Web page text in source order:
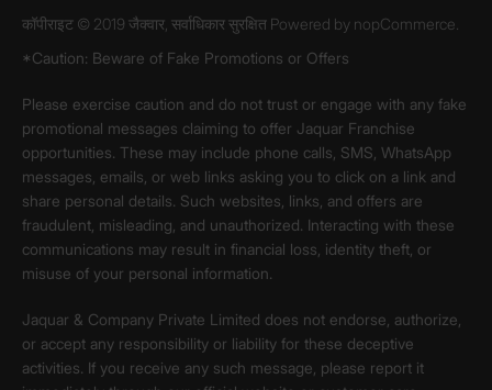
कॉपीराइट © 2019 जैक्वार, सर्वाधिकार सुरक्षित Powered by nopCommerce.
*Caution: Beware of Fake Promotions or Offers
Please exercise caution and do not trust or engage with any fake
promotional messages claiming to offer Jaquar Franchise
opportunities. These may include phone calls, SMS, WhatsApp
messages, emails, or web links asking you to click on a link and
share personal details. Such websites, links, and offers are
fraudulent, misleading, and unauthorized. Interacting with these
communications may result in financial loss, identity theft, or
misuse of your personal information.
Jaquar & Company Private Limited does not endorse, authorize,
or accept any responsibility or liability for these deceptive
activities. If you receive any such message, please report it